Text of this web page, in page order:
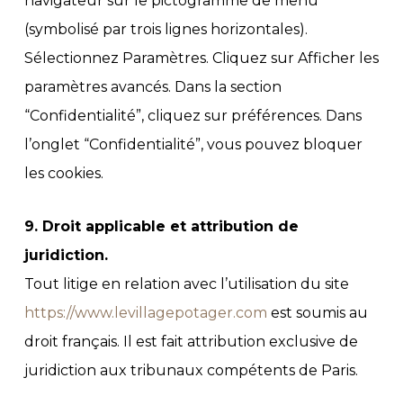
(symbolisé par trois lignes horizontales).
Sélectionnez Paramètres. Cliquez sur Afficher les
paramètres avancés. Dans la section
“Confidentialité”, cliquez sur préférences. Dans
l’onglet “Confidentialité”, vous pouvez bloquer
les cookies.
9. Droit applicable et attribution de
juridiction.
Tout litige en relation avec l’utilisation du site
https://www.levillagepotager.com est soumis au
droit français. Il est fait attribution exclusive de
juridiction aux tribunaux compétents de Paris.